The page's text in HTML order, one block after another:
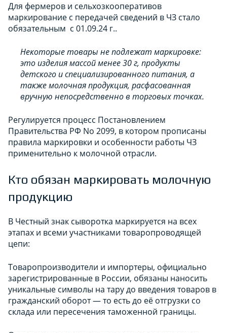
Для фермеров и сельхозкооперативов
маркирование с передачей сведений в ЧЗ стало
обязательным с 01.09.24 г..
Некоторые товары не подлежат маркировке:
это изделия массой менее 30 г, продукты
детского и специализированного питания, а
также молочная продукция, расфасованная
вручную непосредственно в торговых точках.
Регулируется процесс Постановлением
Правительства РФ No 2099, в котором прописаны
правила маркировки и особенности работы ЧЗ
применительно к молочной отрасли.
Кто обязан маркировать молочную
продукцию
В Честный знак сыворотка маркируется на всех
этапах и всеми участниками товаропроводящей
цепи:
Товаропроизводители и импортеры, официально
зарегистрированные в России, обязаны наносить
уникальные символы на тару до введения товаров в
гражданский оборот — то есть до её отгрузки со
склада или пересечения таможенной границы.